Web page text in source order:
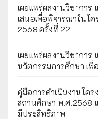
เผยแพร่ผลงานวิชาการ
เสนอเพื่อพิจารณาในโ
2568 ครั้งที่ 22
เผยแพร่ผลงานวิชาการ
นวัตกรรมการศึกษา เพื่
คู่มือการดำเนินงานโคร
สถานศึกษา พ.ศ.2568
มีประสิทธิภาพ